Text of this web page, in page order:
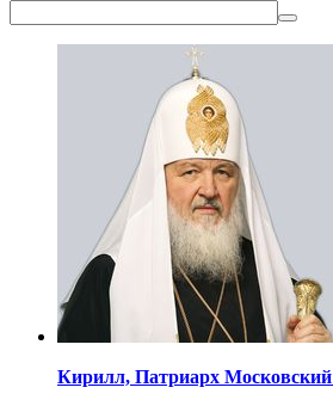
Кирилл, Патриарх Московский